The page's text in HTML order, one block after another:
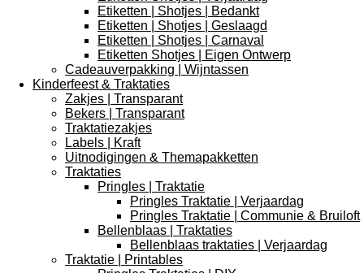
Etiketten | Shotjes | Bedankt
Etiketten | Shotjes | Geslaagd
Etiketten | Shotjes | Carnaval
Etiketten Shotjes | Eigen Ontwerp
Cadeauverpakking | Wijntassen
Kinderfeest & Traktaties
Zakjes | Transparant
Bekers | Transparant
Traktatiezakjes
Labels | Kraft
Uitnodigingen & Themapakketten
Traktaties
Pringles | Traktatie
Pringles Traktatie | Verjaardag
Pringles Traktatie | Communie & Bruiloft
Bellenblaas | Traktaties
Bellenblaas traktaties | Verjaardag
Traktatie | Printables